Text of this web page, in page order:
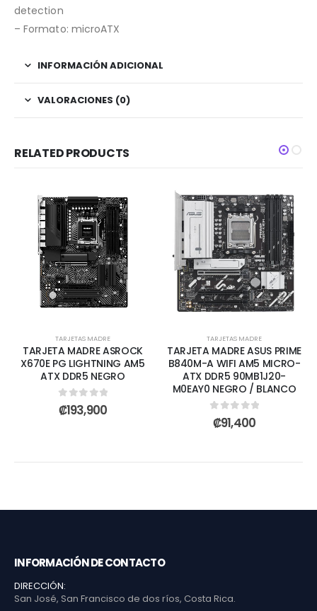
detection
– Formato: microATX
INFORMACIÓN ADICIONAL
VALORACIONES (0)
RELATED PRODUCTS
TARJETAS MADRE
TARJETA MADRE ASROCK
X670E PG LIGHTNING AM5
ATX DDR5 NEGRO
0out of 5
₡193,900
TARJETAS MADRE
TARJETA MADRE ASUS PRIME
B840M-A WIFI AM5 MICRO-
ATX DDR5 90MB1J20-
M0EAY0 NEGRO / BLANCO
0out of 5
₡91,400
INFORMACIÓN DE CONTACTO
DIRECCIÓN:
San José, San Francisco de dos ríos, Costa Rica.